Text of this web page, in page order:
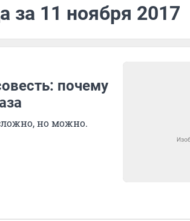
за 11 ноября 2017
почему
но можно.